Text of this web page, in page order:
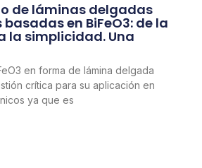
de láminas delgadas
en BiFeO3: de la
la simplicidad. Una
en forma de lámina delgada
crítica para su aplicación en
ya que es